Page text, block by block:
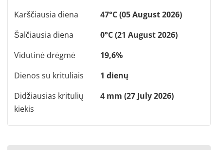
Karščiausia diena
47°C (05 August 2026)
Šalčiausia diena
0°C (21 August 2026)
Vidutinė drėgmė
19,6%
Dienos su krituliais
1 dienų
Didžiausias kritulių
kiekis
4 mm (27 July 2026)